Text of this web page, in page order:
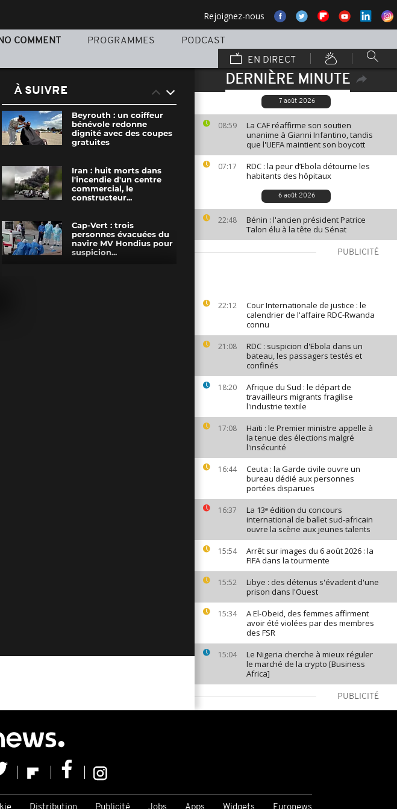
Rejoignez-nous
NO COMMENT PROGRAMMES
PODCAST
EN DIRECT
DERNIÈRE MINUTE
7 août 2026
08:59
La CAF réaffirme son soutien
unanime à Gianni Infantino, tandis
que l'UEFA maintient son boycott
07:17
RDC : la peur d’Ebola détourne les
habitants des hôpitaux
6 août 2026
22:48
Bénin : l'ancien président Patrice
Talon élu à la tête du Sénat
PUBLICITÉ
22:12
Cour Internationale de justice : le
calendrier de l'affaire RDC-Rwanda
connu
21:08
RDC : suspicion d'Ebola dans un
bateau, les passagers testés et
confinés
18:20
Afrique du Sud : le départ de
travailleurs migrants fragilise
l'industrie textile
17:08
Haïti : le Premier ministre appelle à
la tenue des élections malgré
l'insécurité
16:44
Ceuta : la Garde civile ouvre un
bureau dédié aux personnes
portées disparues
16:37
La 13ᵉ édition du concours
international de ballet sud-africain
ouvre la scène aux jeunes talents
15:54
Arrêt sur images du 6 août 2026 : la
FIFA dans la tourmente
15:52
Libye : des détenus s'évadent d'une
prison dans l'Ouest
15:34
A El-Obeid, des femmes affirment
avoir été violées par des membres
des FSR
15:04
Le Nigeria cherche à mieux réguler
le marché de la crypto [Business
Africa]
PUBLICITÉ
À SUIVRE
Beyrouth : un coiffeur
bénévole redonne
dignité avec des coupes
gratuites
Iran : huit morts dans
l'incendie d'un centre
commercial, le
constructeur...
Cap-Vert : trois
personnes évacuées du
navire MV Hondius pour
suspicion...